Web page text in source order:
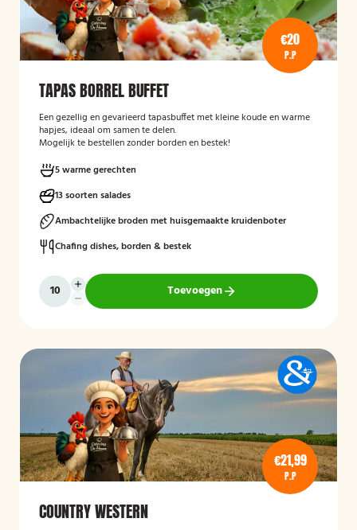
€20
P.P
TAPAS BORREL BUFFET
Een gezellig en gevarieerd tapasbuffet met kleine koude en warme
hapjes, ideaal om samen te delen.
Mogelijk te bestellen zonder borden en bestek!
5 warme gerechten
13 soorten salades
Ambachtelijke broden met huisgemaakte kruidenboter
Chafing dishes, borden & bestek
Toevoegen
€21,99
P.P
COUNTRY WESTERN